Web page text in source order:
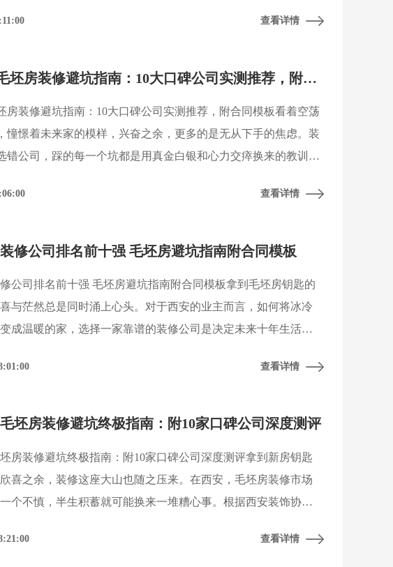
在装修过程
查看详情
2026西安毛坯房装修避坑指南：10大口碑公司实测推荐，附合同模板
房装修避坑指南：10大口碑公司实测推荐，附合同模板看着空荡
憧憬着未来家的模样，兴奋之余，更多的是无从下手的焦虑。装
错公司，踩的每一个坑都是用真金白银和心力交瘁换来的教训，
装饰行
查看详情
修公司排名前十强 毛坯房避坑指南附合同模板
公司排名前十强 毛坯房避坑指南附合同模板拿到毛坯房钥匙的
与茫然总是同时涌上心头。对于西安的业主而言，如何将冰冷
成温暖的家，选择一家靠谱的装修公司是决定未来十年生活品
扰。这正是
查看详情
坯房装修避坑终极指南：附10家口碑公司深度测评
房装修避坑终极指南：附10家口碑公司深度测评拿到新房钥匙
喜之余，装修这座大山也随之压来。在西安，毛坯房装修市场
个不慎，半生积蓄就可能换来一堆糟心事。根据西安装饰协会
查看详情